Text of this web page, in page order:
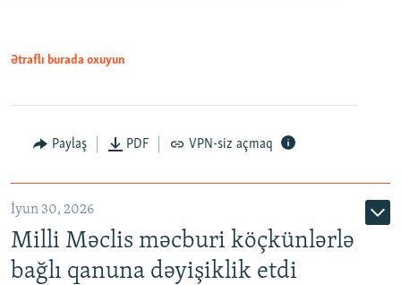
Ətraflı burada oxuyun
Paylaş PDF VPN-siz açmaq
İyun 30, 2026
Milli Məclis məcburi köçkünlərlə
bağlı qanuna dəyişiklik etdi